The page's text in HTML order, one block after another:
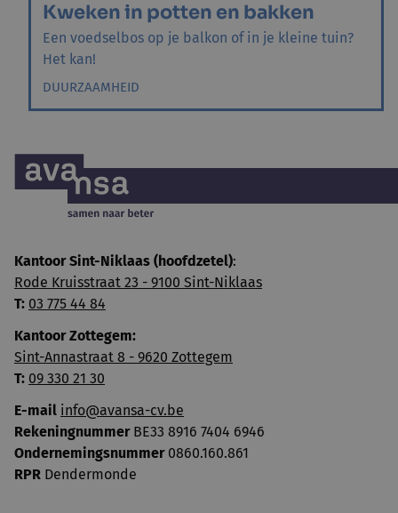
Kweken in potten en bakken
Een voedselbos op je balkon of in je kleine tuin?
Het kan!
DUURZAAMHEID
Kantoor Sint-Niklaas (hoofdzetel):
Rode Kruisstraat 23 - 9100 Sint-Niklaas
T: 03 775 44 84
Kantoor Zottegem:
Sint-Annastraat 8 - 9620 Zottegem
T: 09 330 21 30
E-mail info@avansa-cv.be
Rekeningnummer BE33 8916 7404 6946
Ondernemingsnummer0860.160.861
RPR Dendermonde